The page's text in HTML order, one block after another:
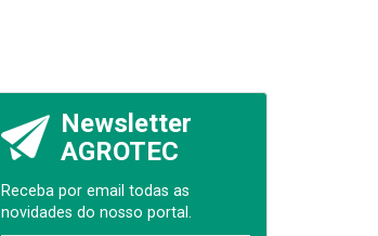
Newsletter
AGROTEC
Receba por email todas as
novidades do nosso portal.